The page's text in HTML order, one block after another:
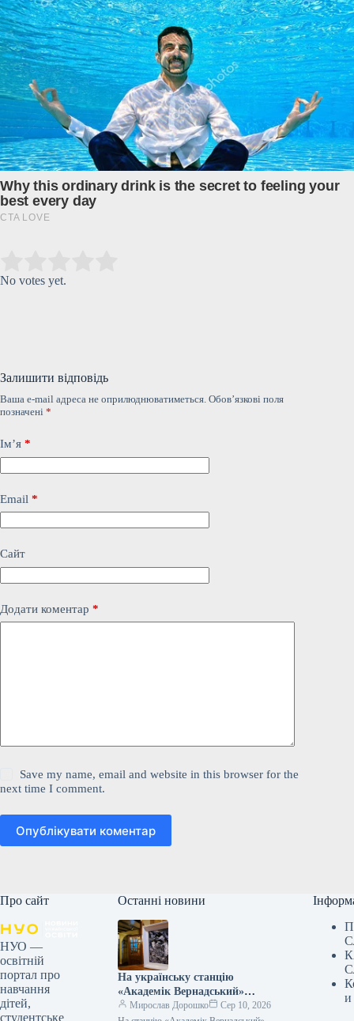
No votes yet.
Залишити відповідь
Ваша e-mail адреса не оприлюднюватиметься. Обов’язкові поля
позначені *
Ім’я *
Email *
Сайт
Додати коментар *
Save my name, email and website in this browser for the
next time I comment.
Опублікувати коментар
Про сайт
НУО —
освітній
портал про
навчання
дітей,
студентське
Останні новини
На українську станцію
«Академік Вернадський»
привезли полотно Івана
Мирослав Дорошко
Сер 10, 2026
и